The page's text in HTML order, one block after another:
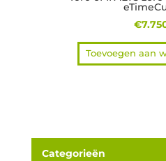
€
Toevoegen aan
Categorieën